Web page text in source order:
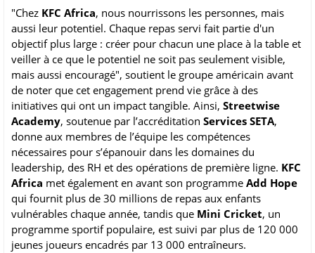
"Chez KFC Africa, nous nourrissons les personnes, mais
aussi leur potentiel. Chaque repas servi fait partie d'un
objectif plus large : créer pour chacun une place à la table et
veiller à ce que le potentiel ne soit pas seulement visible,
mais aussi encouragé", soutient le groupe américain avant
de noter que cet engagement prend vie grâce à des
initiatives qui ont un impact tangible. Ainsi, Streetwise
Academy, soutenue par l’accréditation Services SETA,
donne aux membres de l’équipe les compétences
nécessaires pour s’épanouir dans les domaines du
leadership, des RH et des opérations de première ligne. KFC
Africa met également en avant son programme Add Hope
qui fournit plus de 30 millions de repas aux enfants
vulnérables chaque année, tandis que Mini Cricket, un
programme sportif populaire, est suivi par plus de 120 000
jeunes joueurs encadrés par 13 000 entraîneurs.